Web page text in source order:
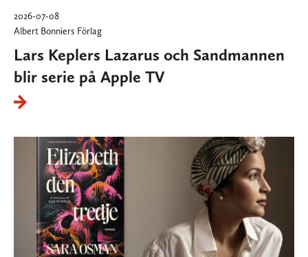
2026-07-08
Albert Bonniers Förlag
Lars Keplers Lazarus och Sandmannen
blir serie på Apple TV